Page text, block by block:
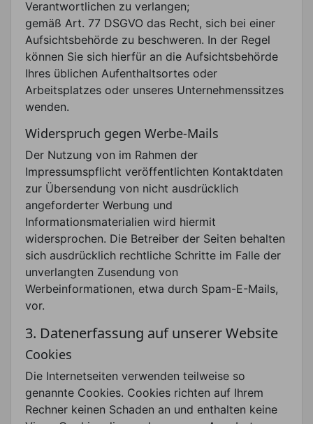
Verantwortlichen zu verlangen;
gemäß Art. 77 DSGVO das Recht, sich bei einer
Aufsichtsbehörde zu beschweren. In der Regel
können Sie sich hierfür an die Aufsichtsbehörde
Ihres üblichen Aufenthaltsortes oder
Arbeitsplatzes oder unseres Unternehmenssitzes
wenden.
Widerspruch gegen Werbe-Mails
Der Nutzung von im Rahmen der
Impressumspflicht veröffentlichten Kontaktdaten
zur Übersendung von nicht ausdrücklich
angeforderter Werbung und
Informationsmaterialien wird hiermit
widersprochen. Die Betreiber der Seiten behalten
sich ausdrücklich rechtliche Schritte im Falle der
unverlangten Zusendung von
Werbeinformationen, etwa durch Spam-E-Mails,
vor.
3. Datenerfassung auf unserer Website
Cookies
Die Internetseiten verwenden teilweise so
genannte Cookies. Cookies richten auf Ihrem
Rechner keinen Schaden an und enthalten keine